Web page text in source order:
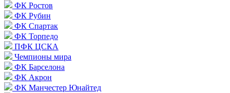
ФК Ростов
ФК Рубин
ФК Спартак
ФК Торпедо
ПФК ЦСКА
Чемпионы мира
ФК Барселона
ФК Акрон
ФК Манчестер Юнайтед